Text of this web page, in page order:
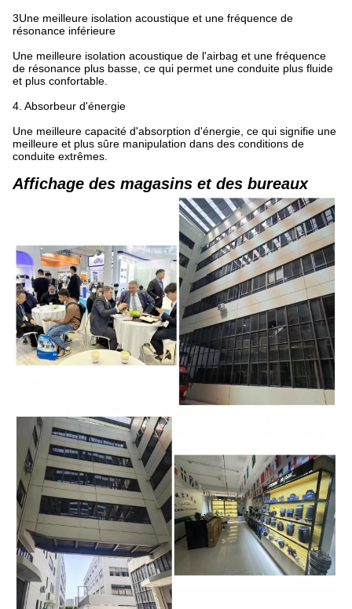
3Une meilleure isolation acoustique et une fréquence de
résonance inférieure
Une meilleure isolation acoustique de l'airbag et une fréquence
de résonance plus basse, ce qui permet une conduite plus fluide
et plus confortable.
4. Absorbeur d'énergie
Une meilleure capacité d'absorption d'énergie, ce qui signifie une
meilleure et plus sûre manipulation dans des conditions de
conduite extrêmes.
Affichage des magasins et des bureaux